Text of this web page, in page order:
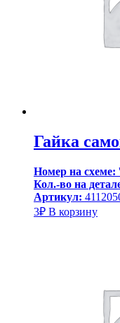
Гайка
Номер на схеме:
Кол.-во на
Артикул:
3₽ В корзину